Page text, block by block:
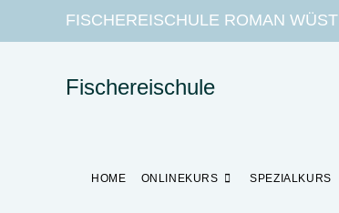
FISCHEREISCHULE ROMAN WÜST
Fischereischule
HOME ONLINEKURS SPEZIALKURS